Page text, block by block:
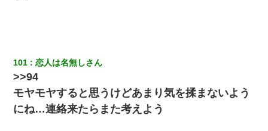
101 恋人は名無しさん
>>94
モヤモヤすると思うけどあまり気を揉まないよう
にね…連絡来たらまた考えよう